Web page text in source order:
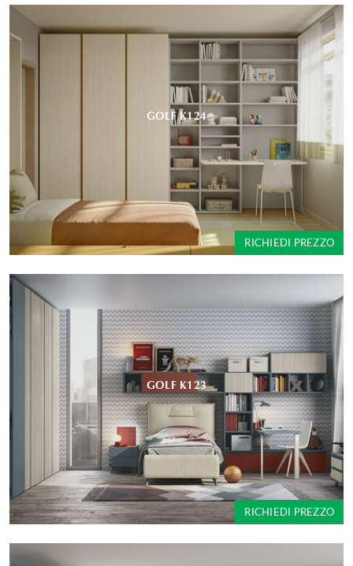
GOLF K124
RICHIEDI PREZZO
GOLF K123
RICHIEDI PREZZO